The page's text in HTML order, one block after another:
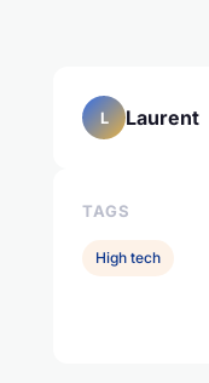
L Laurent
TAGS
High tech